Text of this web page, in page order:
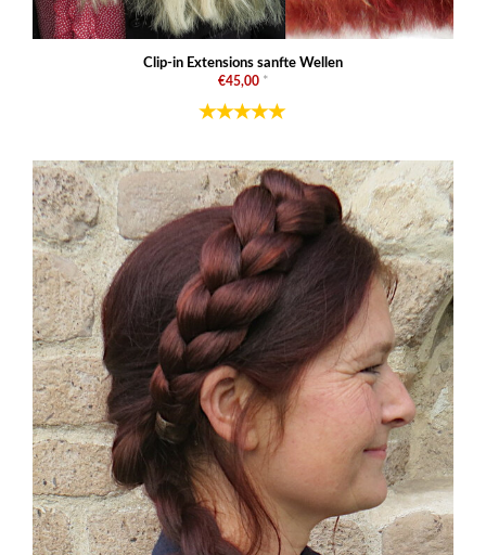
Clip-in Extensions sanfte Wellen
€45,00 *